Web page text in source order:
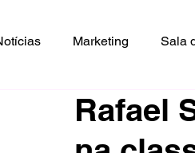
Marketing Sala
Rafael